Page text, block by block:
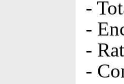
-
-
-
-